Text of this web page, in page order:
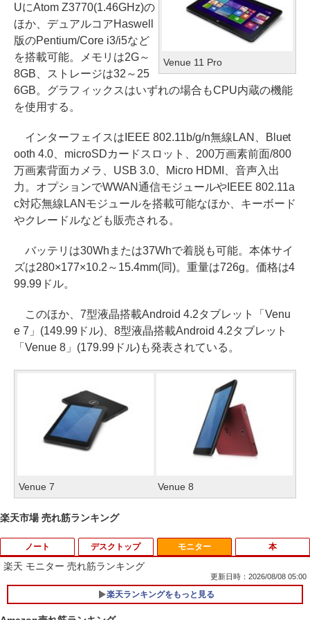
Venue 11 Pro
UにAtom Z3770(1.46GHz)の
ほか、デュアルコアHaswell
版のPentium/Core i3/i5など
を搭載可能。メモリは2G～
8GB、ストレージは32～25
6GB。グラフィックスはいずれの場合もCPU内蔵の機能
を使用する。
インターフェイスはIEEE 802.11b/g/n無線LAN、Bluet
ooth 4.0、microSDカードスロット、200万画素前面/800
万画素背面カメラ、USB 3.0、Micro HDMI、音声入出
力。オプションでWWAN通信モジュールやIEEE 802.11a
c対応無線LANモジュールを搭載可能なほか、キーボード
やクレードルなども販売される。
バッテリは30Whまたは37Whで着脱も可能。本体サイ
ズは280×177×10.2～15.4mm(同)。重量は726g。価格は4
99.99ドル。
このほか、7型液晶搭載Android 4.2タブレット「Venu
e 7」(149.99ドル)、8型液晶搭載Android 4.2タブレット
「Venue 8」(179.99ドル)も発表されている。
Venue 7 Venue 8
楽天市場 売れ筋ランキング
ノート デスクトップ モニター
楽天 モニター 売れ筋ランキング
更新日時：2026/08/08 05:00
楽天ランキングをもっと見る
本